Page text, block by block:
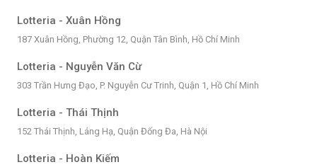
Lotteria - Xuân Hồng
187 Xuân Hồng, Phường 12, Quận Tân Bình, Hồ Chí Minh
Lotteria - Nguyễn Văn Cừ
303 Trần Hưng Đạo, P. Nguyễn Cư Trinh, Quận 1, Hồ Chí Minh
Lotteria - Thái Thịnh
152 Thái Thịnh, Láng Hạ, Quận Đống Đa, Hà Nội
Lotteria - Hoàn Kiếm